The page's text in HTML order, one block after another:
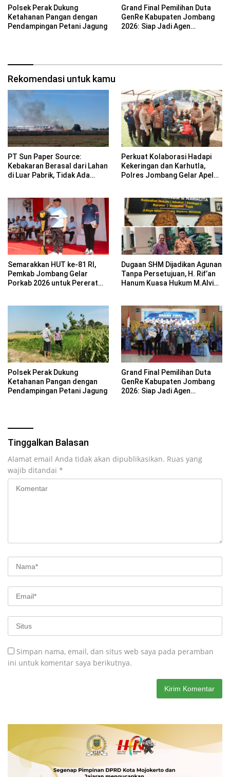
Polsek Perak Dukung
Ketahanan Pangan dengan
Pendampingan Petani Jagung
Grand Final Pemilihan Duta
GenRe Kabupaten Jombang
2026: Siap Jadi Agen
Rekomendasi untuk kamu
PT Sun Paper Source:
Kebakaran Berasal dari Lahan
di Luar Pabrik, Tidak Ada
Perkuat Kolaborasi Hadapi
Kekeringan dan Karhutla,
Polres Jombang Gelar Apel
Semarakkan HUT ke-81 RI,
Pemkab Jombang Gelar
Porkab 2026 untuk Pererat
Dugaan SHM Dijadikan Agunan
Tanpa Persetujuan, H. Rif’an
Hanum Kuasa Hukum M.Alvin
Polsek Perak Dukung
Ketahanan Pangan dengan
Pendampingan Petani Jagung
Grand Final Pemilihan Duta
GenRe Kabupaten Jombang
2026: Siap Jadi Agen
Tinggalkan Balasan
Alamat email Anda tidak akan dipublikasikan. Ruas yang
wajib ditandai *
Simpan nama, email, dan situs web saya pada peramban
ini untuk komentar saya berikutnya.